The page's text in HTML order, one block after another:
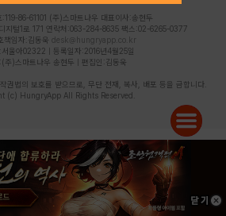
:119-86-61101 (주)스마트나우 대표이사:송현두
지털1로 171 연락처:063-284-8635 팩스:02-6265-0377
책임자:김동욱 desk@hungryapp.co.kr
서울아02322 | 등록일자:2016년4월25일
주)스마트나우 송현두 | 편집인:김동욱
권법의 보호를 받으므로, 무단 전재, 복사, 배포 등을 금합니다.
(c) HungryApp All Rights Reserved.